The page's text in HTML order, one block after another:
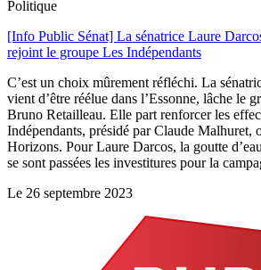
Politique
[Info Public Sénat] La sénatrice Laure
rejoint le groupe Les Indépendants
C’est un choix mûrement réfléchi. La
vient d’être réélue dans l’Essonne, lâche le
Bruno Retailleau. Elle part renforcer les
Indépendants, présidé par Claude Malhuret,
Horizons. Pour Laure Darcos, la goutte
se sont passées les investitures pour la
Le 26 septembre 2023